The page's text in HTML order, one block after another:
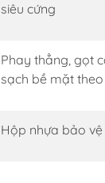
siêu cứng
Phay thẳng, gọt
sạch bề mặt
Hộp nhựa bảo vệ